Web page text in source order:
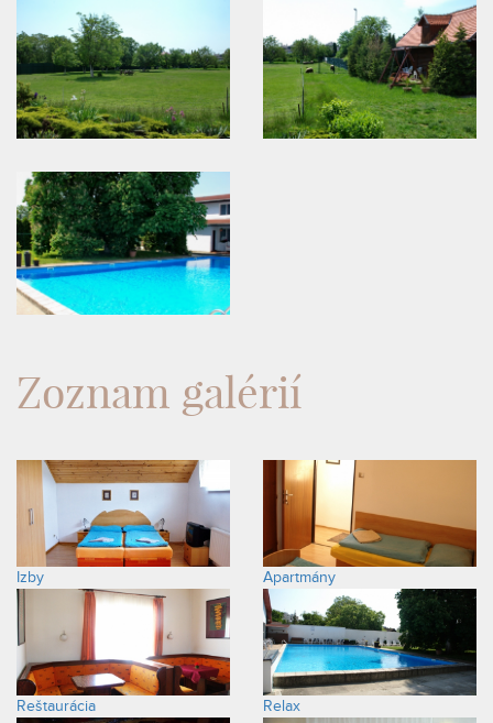
Zoznam galérií
Izby Apartmány
Reštaurácia Relax